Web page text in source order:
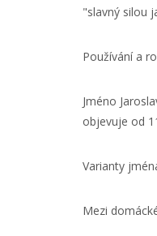
"slavný silou
Používání a
Jméno
objevuje od
Varianty
Mezi